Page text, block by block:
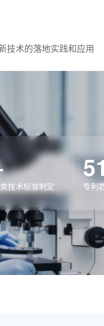
技术的落地实践和应用
技术标准制定 专利